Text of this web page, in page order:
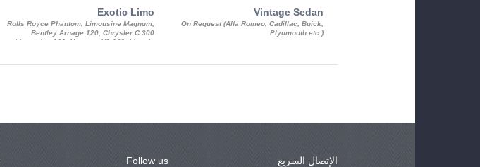
Exotic Limo
Rolls Royce Phantom, Limousine Magnum,
Bentley Arnage 120, Chrysler C 300
Limousine 130, Hummer H3 140, Lincoln
Vintage Sedan
On Request (Alfa Romeo, Cadillac, Buick,
Plyumouth etc.)
Follow us الإتصال السريع